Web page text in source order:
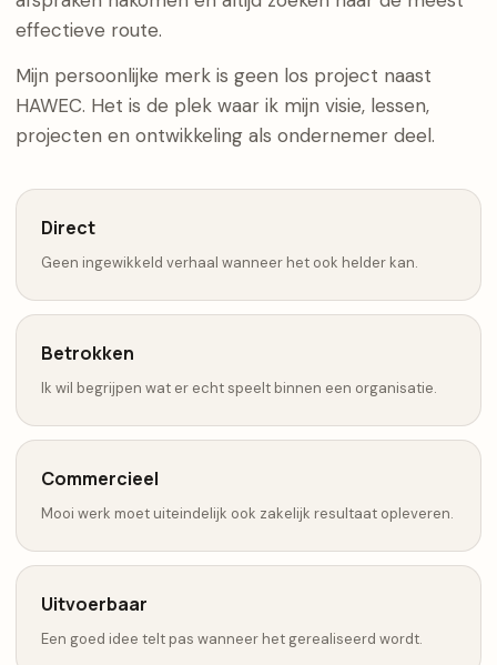
effectieve route.
Mijn persoonlijke merk is geen los project naast
HAWEC. Het is de plek waar ik mijn visie, lessen,
projecten en ontwikkeling als ondernemer deel.
Direct
Geen ingewikkeld verhaal wanneer het ook helder kan.
Betrokken
Ik wil begrijpen wat er echt speelt binnen een organisatie.
Commercieel
Mooi werk moet uiteindelijk ook zakelijk resultaat opleveren.
Uitvoerbaar
Een goed idee telt pas wanneer het gerealiseerd wordt.